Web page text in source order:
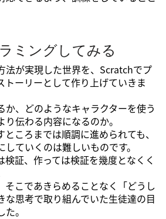
ミングしてみる
法が実現した世界を、Scratchでプ
トーリーとして作り上げていきま
か、どのようなキャラクターを使う
伝わる内容になるのか。
ころまでは順調に進められても、
ていくのは難しいものです。
検証、作っては検証を幾度となくく
そこであきらめることなく「どうし
な思考で取り組んでいた生徒達の目
。